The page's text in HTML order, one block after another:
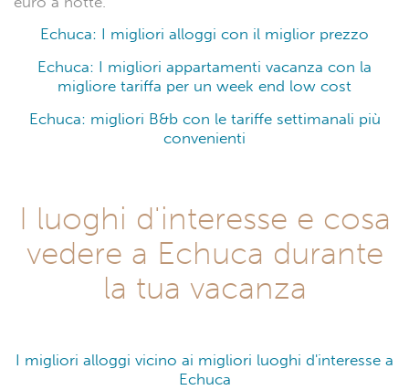
Echuca: I migliori alloggi con il miglior prezzo
Echuca: I migliori appartamenti vacanza con la
migliore tariffa per un week end low cost
Echuca: migliori B&b con le tariffe settimanali più
convenienti
I luoghi d'interesse e cosa
vedere a Echuca durante
la tua vacanza
I migliori alloggi vicino ai migliori luoghi d'interesse a
Echuca